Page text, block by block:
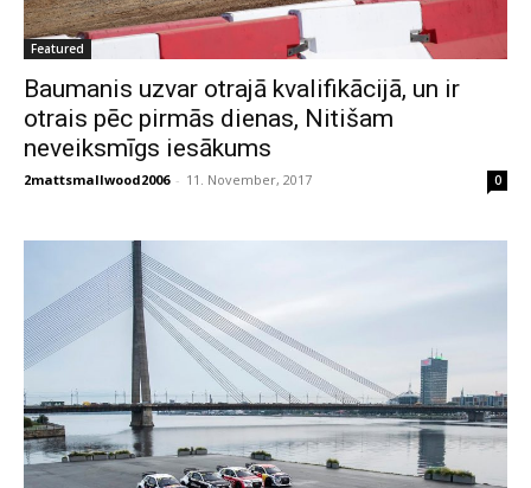
Featured
Baumanis uzvar otrajā kvalifikācijā, un ir
otrais pēc pirmās dienas, Nitišam
neveiksmīgs iesākums
2mattsmallwood2006 - 11. November, 2017 0